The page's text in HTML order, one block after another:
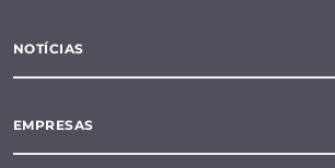
NOTÍCIAS
EMPRESAS